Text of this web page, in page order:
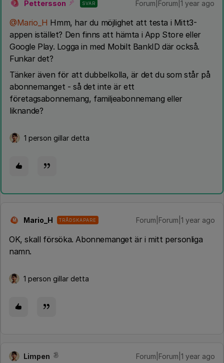
P Pettersson SVAR Forum|Forum|1 year ago
@Mario_H Hmm, har du möjlighet att testa i Mitt3-
appen istället? Den finns att hämta i App Store eller
Google Play. Logga in med Mobilt BankID där också.
Funkar det?
Tänker även för att dubbelkolla, är det du som står på
abonnemanget - så det inte är ett
företagsabonnemang, familjeabonnemang eller
liknande?
1 person gillar detta
M Mario_H TRÅDSKAPARE Forum|Forum|1 year ago
OK, skall försöka. Abonnemanget är i mitt personliga
namn.
1 person gillar detta
Limpen Forum|Forum|1 year ago